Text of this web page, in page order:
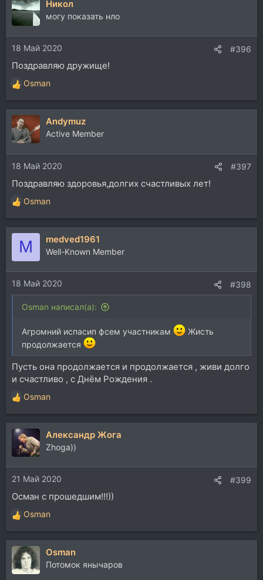
к
ц
и
и
:
Никол
могу показать нло
18 Май 2020 #396
Поздравляю дружище!
Р
е
а
к
ц
и
и
:
Osman
Andymuz
Active Member
18 Май 2020 #397
Поздравляю здоровья,долгих счастливых лет!
Р
е
а
и
и
:
Osman
M medved1961
Well-Known Member
18 Май 2020 #398
Osman написал(а):
Агромний испасип фсем участникам
Жисть
продолжается
Пусть она продолжается и продолжается , живи долго
и счастливо , с Днём Рождения .
Р
е
а
к
ц
и
и
:
Osman
Александр Жога
Zhoga))
21 Май 2020 #399
Осман с прошедшим!!!))
Р
е
а
к
ц
и
Osman
Osman
Потомок янычаров